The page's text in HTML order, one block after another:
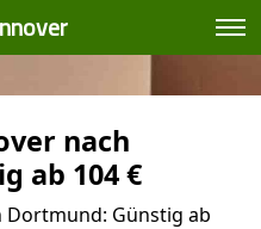
nach
ab 104 €
Dortmund: Günstig ab